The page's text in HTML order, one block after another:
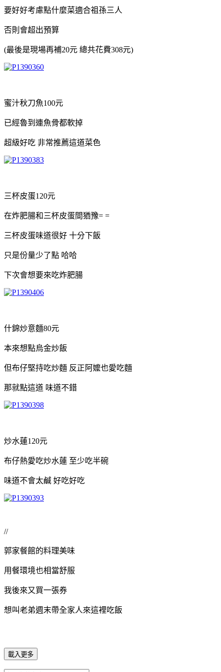
要好好考慮點什麼菜適合祖孫三人
否則會超出預算
(最後是現場再補20元 總共花費308元)
蜜汁秋刀魚100元
已經魯到連魚骨都軟掉
超級好吃 非常推薦這道菜色
三杯皮蛋120元
在炸肥腸和三杯皮蛋間猶豫= =
三杯皮蛋味道很好 十分下飯
只是份量少了點 哈哈
下次會想要來吃炸肥腸
什錦炒意麵80元
本來想點烏金炒飯
但布仔堅持吃炒麵 反正阿嬤也愛吃麵
那就點這道 味道不錯
炒水蓮120元
布仔熱愛吃炒水蓮 至少吃半碗
味道不會太鹹 好吃好吃
//
郭家餐館的料理美味
用餐環境也相當舒服
我後來又買一張券
想叫老弟週末帶全家人來這裡吃飯
載入更多